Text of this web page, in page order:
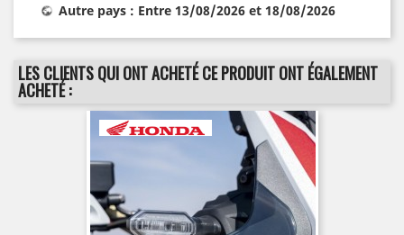
Autre pays : Entre 13/08/2026 et 18/08/2026
LES CLIENTS QUI ONT ACHETÉ CE PRODUIT ONT ÉGALEMENT
ACHETÉ :